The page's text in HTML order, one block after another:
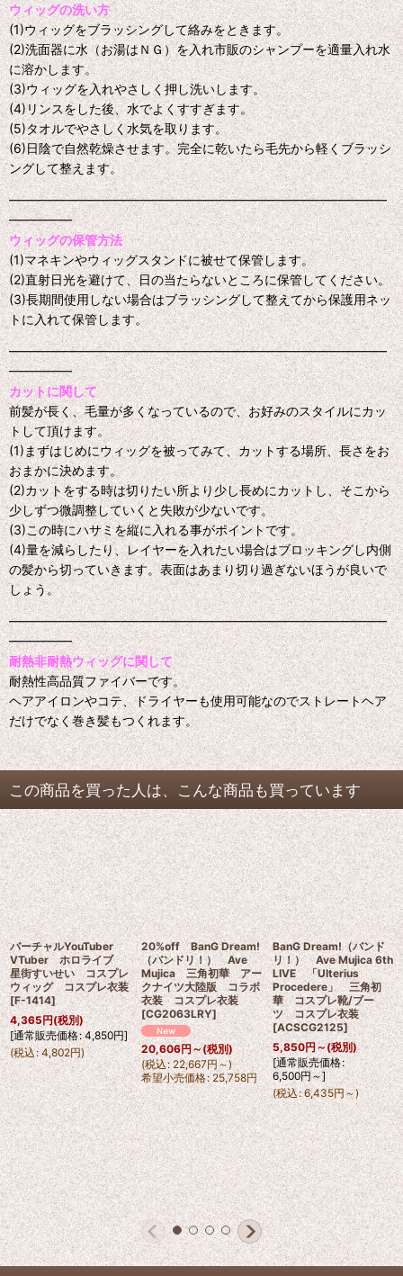
ウィッグの洗い方
(1)ウィッグをブラッシングして絡みをときます。
(2)洗面器に水（お湯はＮＧ）を入れ市販のシャンプーを適量入れ水
に溶かします。
(3)ウィッグを入れやさしく押し洗いします。
(4)リンスをした後、水でよくすすぎます。
(5)タオルでやさしく水気を取ります。
(6)日陰で自然乾燥させます。完全に乾いたら毛先から軽くブラッシ
ングして整えます。
━━━━━━━━━━━━━━━━━━━━━━━━━━━━━━
━━━━━
ウィッグの保管方法
(1)マネキンやウィッグスタンドに被せて保管します。
(2)直射日光を避けて、日の当たらないところに保管してください。
(3)長期間使用しない場合はブラッシングして整えてから保護用ネッ
トに入れて保管します。
━━━━━━━━━━━━━━━━━━━━━━━━━━━━━━
━━━━━
カットに関して
前髪が長く、毛量が多くなっているので、お好みのスタイルにカッ
トして頂けます。
(1)まずはじめにウィッグを被ってみて、カットする場所、長さをお
おまかに決めます。
(2)カットをする時は切りたい所より少し長めにカットし、そこから
少しずつ微調整していくと失敗が少ないです。
(3)この時にハサミを縦に入れる事がポイントです。
(4)量を減らしたり、レイヤーを入れたい場合はブロッキングし内側
の髪から切っていきます。表面はあまり切り過ぎないほうが良いで
しょう。
━━━━━━━━━━━━━━━━━━━━━━━━━━━━━━
━━━━━
耐熱非耐熱ウィッグに関して
耐熱性高品質ファイバーです。
ヘアアイロンやコテ、ドライヤーも使用可能なのでストレートヘア
だけでなく巻き髪もつくれます。
この商品を買った人は、こんな商品も買っています
バーチャルYouTuber
VTuber ホロライブ
星街すいせい コスプレ
ウィッグ コスプレ衣装
[F-1414]
4,365円(税別)
[通常販売価格: 4,850円]
(税込 : 4,802円)
20%off BanG Dream!
（バンドリ！） Ave
Mujica 三角初華 アー
クナイツ大陸版 コラボ
衣装 コスプレ衣装
[CG2063LRY]
20,606円～(税別)
(税込: 22,667円～)
希望小売価格: 25,758円
BanG Dream!（バンド
リ！） Ave Mujica 6th
LIVE 「Ulterius
Procedere」 三角初
華 コスプレ靴/ブー
ツ コスプレ衣装
[ACSCG2125]
5,850円～(税別)
[通常販売価格:
6,500円～]
(税込: 6,435円～)